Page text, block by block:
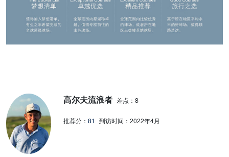
高尔夫流浪者 差点：8
推荐分： 81 到访时间： 2022年4月